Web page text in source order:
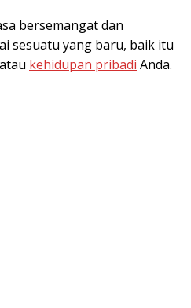
bersemangat dan
sesuatu yang baru, baik itu
kehidupan pribadi Anda.